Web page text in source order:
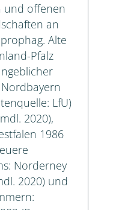
und offenen
an
Alte
Pfalz
LfU)
2020),
1986
Norderney
2020) und